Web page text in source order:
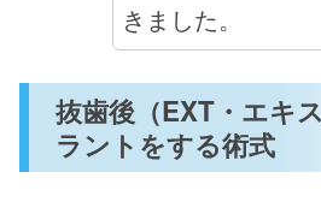
きました。
抜歯後（EXT・エキ
ラントをする術式